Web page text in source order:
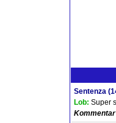
Sentenza
Lob: Super